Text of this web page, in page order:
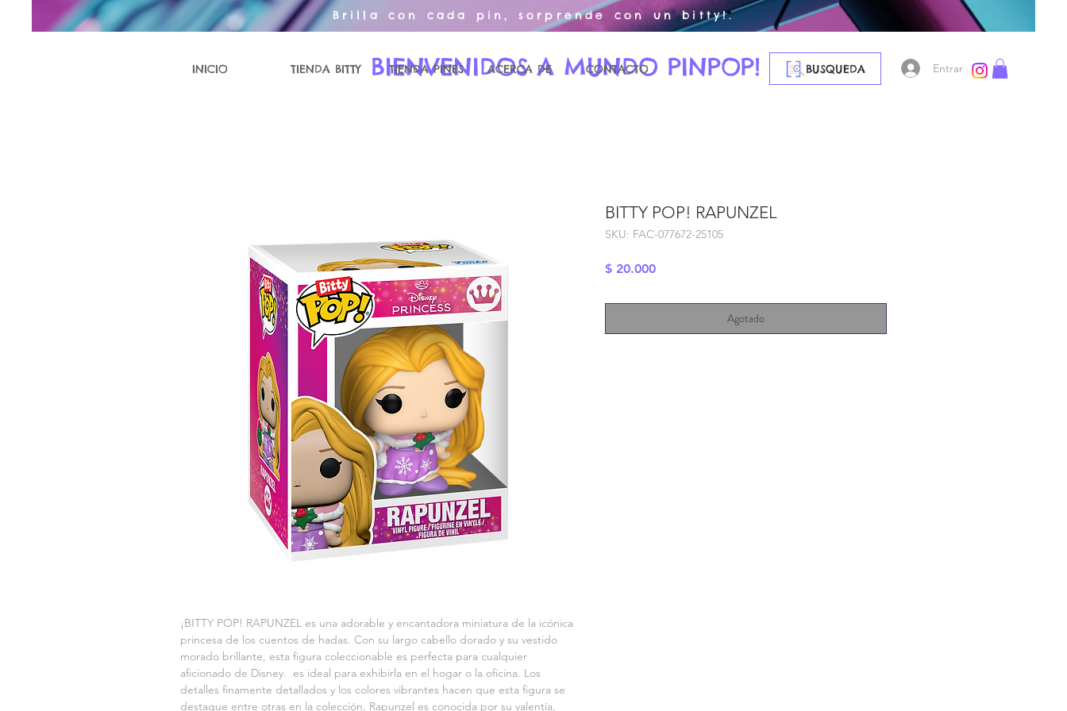
INICIO TIENDA BITTY TIENDA PINES ACERCA DE CONTACTO BUSQUEDA Entrar
Brilla con cada pin, sorprende con un bitty!.
BIENVENIDOS A MUNDO PINPOP!
¡BITTY POP! RAPUNZEL es una adorable y encantadora miniatura de la icónica
princesa de los cuentos de hadas. Con su largo cabello dorado y su vestido
morado brillante, esta figura coleccionable es perfecta para cualquier
aficionado de Disney.  es ideal para exhibirla en el hogar o la oficina. Los
detalles finamente detallados y los colores vibrantes hacen que esta figura se
destaque entre otras en la colección. Rapunzel es conocida por su valentía,
BITTY POP! RAPUNZEL
SKU: FAC-077672-25105
$ 20.000Precio
Agotado